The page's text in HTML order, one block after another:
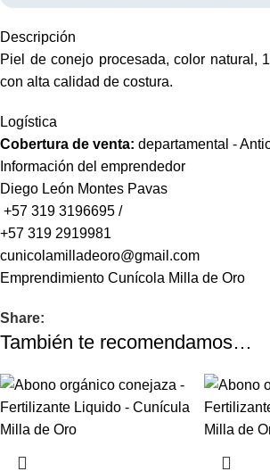
Descripción
Piel de conejo procesada, color natural,
con alta calidad de costura.
Logística
Cobertura de venta: departamental -
Información del emprendedor
Diego León Montes Pavas
+57 319 3196695 /
+57 319 2919981
cunicolamilladeoro@gmail.com
Emprendimiento Cunícola Milla de Oro
Share:
También te recomendamos…